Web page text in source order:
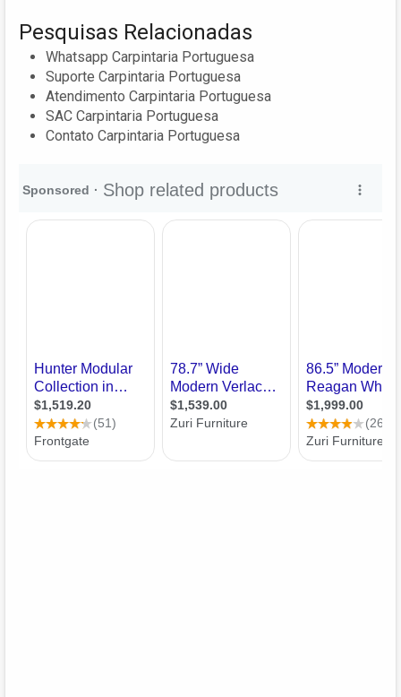
Pesquisas Relacionadas
Whatsapp Carpintaria Portuguesa
Suporte Carpintaria Portuguesa
Atendimento Carpintaria Portuguesa
SAC Carpintaria Portuguesa
Contato Carpintaria Portuguesa